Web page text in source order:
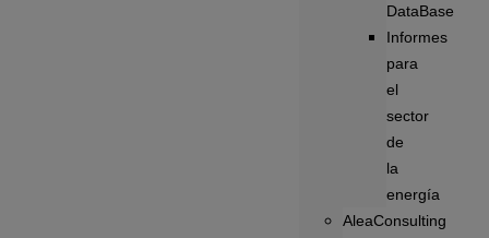
DataBase
Informes
para
el
sector
de
la
energía
AleaConsulting